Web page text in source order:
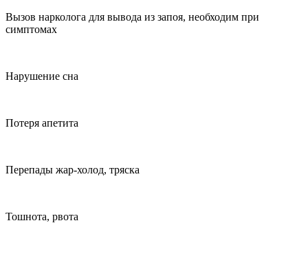
Вызов нарколога для вывода из запоя, необходим при
симптомах
Нарушение сна
Потеря апетита
Перепады жар-холод, тряска
Тошнота, рвота